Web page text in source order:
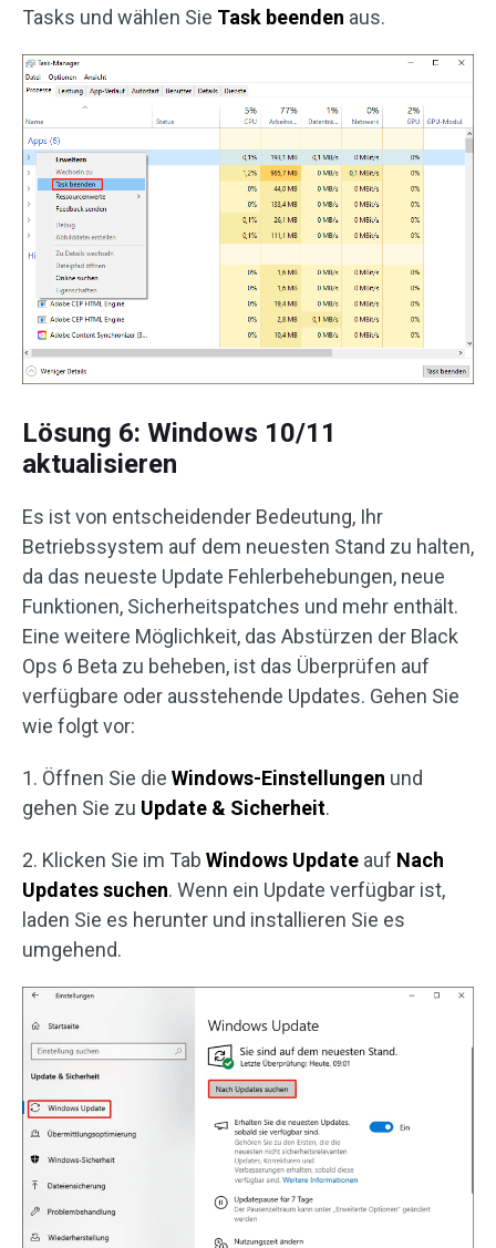
Tasks und wählen Sie Task beenden aus.
Lösung 6: Windows 10/11
aktualisieren
Es ist von entscheidender Bedeutung, Ihr
Betriebssystem auf dem neuesten Stand zu halten,
da das neueste Update Fehlerbehebungen, neue
Funktionen, Sicherheitspatches und mehr enthält.
Eine weitere Möglichkeit, das Abstürzen der Black
Ops 6 Beta zu beheben, ist das Überprüfen auf
verfügbare oder ausstehende Updates. Gehen Sie
wie folgt vor:
1. Öffnen Sie die Windows-Einstellungen und
gehen Sie zu Update & Sicherheit.
2. Klicken Sie im Tab Windows Update auf Nach
Updates suchen. Wenn ein Update verfügbar ist,
laden Sie es herunter und installieren Sie es
umgehend.